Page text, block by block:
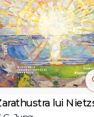
psihice